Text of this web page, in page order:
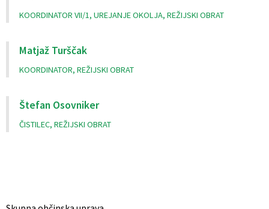
KOORDINATOR VII/1, UREJANJE OKOLJA, REŽIJSKI OBRAT
Matjaž Turščak
KOORDINATOR, REŽIJSKI OBRAT
Štefan Osovniker
ČISTILEC, REŽIJSKI OBRAT